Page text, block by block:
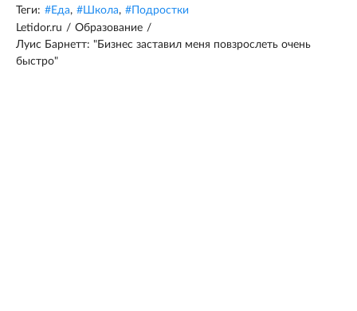
Теги: #Еда, #Школа, # Подростки
Letidor.ru / Образование /
Луис Барнетт: "Бизнес заставил меня повзрослеть очень
быстро"